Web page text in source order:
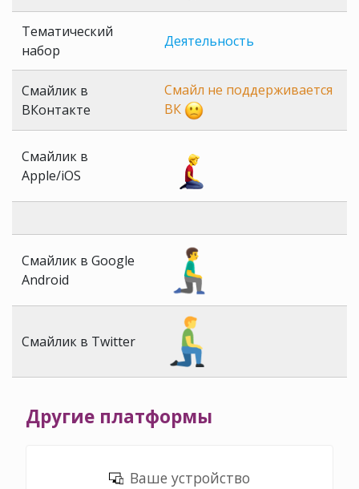
Тематический
набор
Деятельность
Смайлик в
ВКонтакте
Смайл не поддерживается
ВК
Смайлик в
Apple/iOS
Смайлик в Google
Android
Смайлик в Twitter
Другие платформы
Ваше устройство